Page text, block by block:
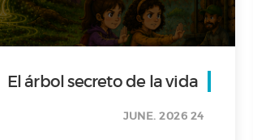
El árbol secreto de la vida
24 JUNE. 2026